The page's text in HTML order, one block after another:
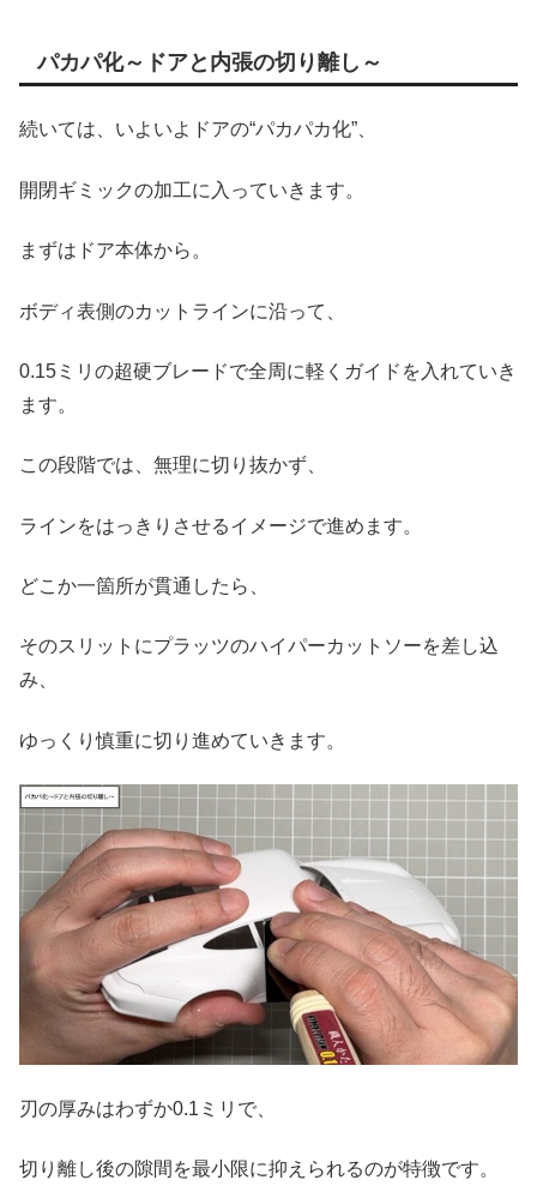
パカパ化～ドアと内張の切り離し～
続いては、いよいよドアの“パカパカ化”、
開閉ギミックの加工に入っていきます。
まずはドア本体から。
ボディ表側のカットラインに沿って、
0.15ミリの超硬ブレードで全周に軽くガイドを入れていき
ます。
この段階では、無理に切り抜かず、
ラインをはっきりさせるイメージで進めます。
どこか一箇所が貫通したら、
そのスリットにプラッツのハイパーカットソーを差し込
み、
ゆっくり慎重に切り進めていきます。
刃の厚みはわずか0.1ミリで、
切り離し後の隙間を最小限に抑えられるのが特徴です。